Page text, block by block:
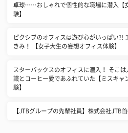
卓球……おしゃれで個性的な職場に潜入【
験】
ピクシブのオフィスは遊び心がいっぱい?!
きみ！ 【女子大生の妄想オフィス体験】
スターバックスのオフィスに潜入！ そこ
識とコーヒー愛であふれていた【ミスキャ
験】
【JTBグループの先輩社員】株式会社JTB